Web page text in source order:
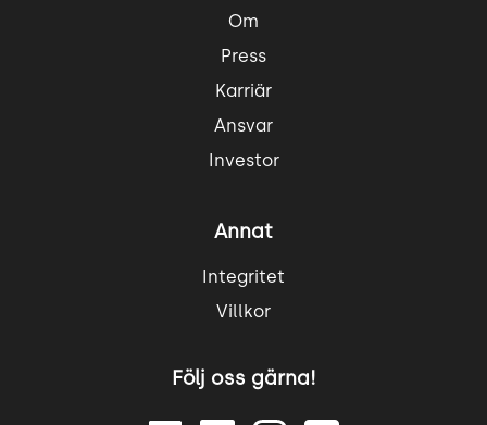
Om
Press
Karriär
Ansvar
Investor
Annat
Integritet
Villkor
Följ oss gärna!